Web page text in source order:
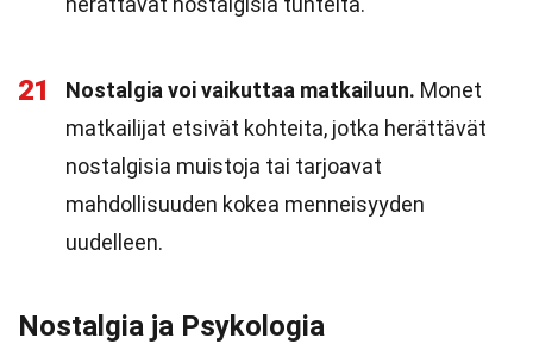
21 Nostalgia voi vaikuttaa matkailuun. Monet
matkailijat etsivät kohteita, jotka herättävät
nostalgisia muistoja tai tarjoavat
mahdollisuuden kokea menneisyyden
uudelleen.
Nostalgia ja Psykologia